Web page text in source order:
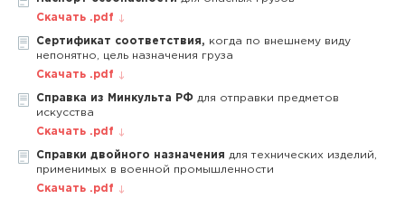
Скачать .pdf
Сертификат соответствия, когда по внешнему виду
непонятно, цель назначения груза
Скачать .pdf
Справка из Минкульта РФ для отправки предметов
искусства
Скачать .pdf
Справки двойного назначения для технических изделий,
применимых в военной промышленности
Скачать .pdf